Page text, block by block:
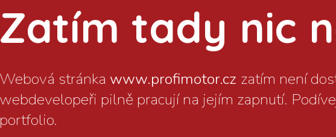
Zatím tady nic
www.profimotor.cz